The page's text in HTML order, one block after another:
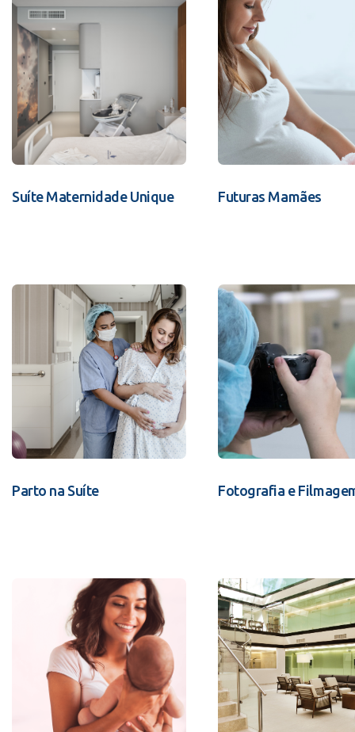
Suíte Maternidade Unique Futuras Mamães
Parto na Suíte Fotografia e